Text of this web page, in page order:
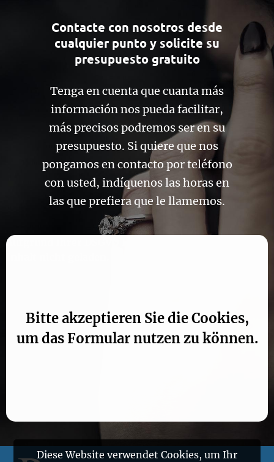
Diese Website verwendet Cookies, um Ihr
Contacte con nosotros desde
cualquier punto y solicite su
presupuesto gratuito
Tenga en cuenta que cuanta más
información nos pueda facilitar,
más precisos podremos ser en su
presupuesto. Si quiere que nos
pongamos en contacto por teléfono
con usted, indíquenos las horas en
las que prefiera que le llamemos.
Aufgrund Ihrer DSGVO Einstellungen wird dieser
Bitte akzeptieren Sie die Cookies,
um das Formular nutzen zu können.